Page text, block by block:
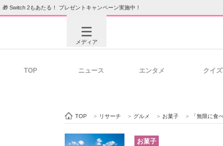
🎁 Switch 2もあたる！ プレゼントキャンペーン実施中！
メディア
ビジネスと働き方のヒント
TOP ニュース エンタメ クイズ
TOP > リサーチ > グルメ > お菓子 > 「無限に食べ
お菓子